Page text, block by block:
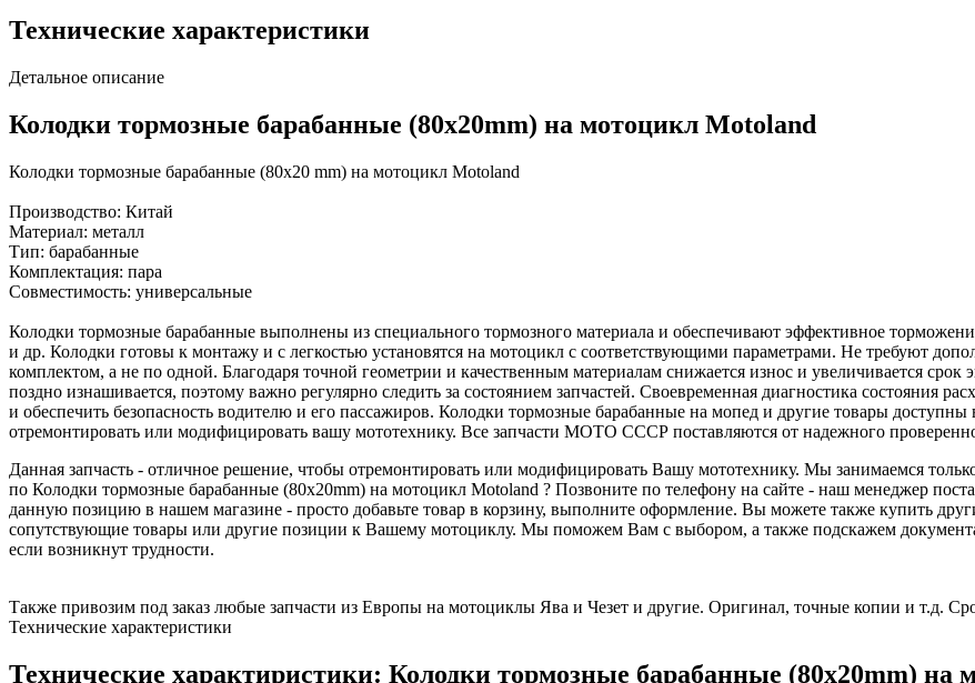
Технические характеристики
Детальное описание
Колодки тормозные барабанные (80x20mm) на мотоцикл Motoland
Колодки тормозные барабанные (80x20 mm) на мотоцикл Motoland
Производство: Китай
Материал: металл
Тип: барабанные
Комплектация: пара
Совместимость: универсальные
Колодки тормозные барабанные выполнены из специального тормозного материала и обеспечивают эффективное
и др. Колодки готовы к монтажу и с легкостью установятся на мотоцикл с соответствующими параметрами. Не требуют
комплектом, а не по одной. Благодаря точной геометрии и качественным материалам снижается износ и увеличивается
поздно изнашивается, поэтому важно регулярно следить за состоянием запчастей. Своевременная диагностика состояния
и обеспечить безопасность водителю и его пассажиров. Колодки тормозные барабанные на мопед и другие товары
отремонтировать или модифицировать вашу мототехнику. Все запчасти МОТО СССР поставляются от надежного
Данная запчасть - отличное решение, чтобы отремонтировать или модифицировать Вашу мототехнику. Мы занимаемся
по Колодки тормозные барабанные (80x20mm) на мотоцикл Motoland ? Позвоните по телефону на сайте - наш менеджер
данную позицию в нашем магазине - просто добавьте товар в корзину, выполните оформление. Вы можете также купить
сопутствующие товары или другие позиции к Вашему мотоциклу. Мы поможем Вам с выбором, а также подскажем
если возникнут трудности.
Также привозим под заказ любые запчасти из Европы на мотоциклы Ява и Чезет и другие. Оригинал, точные копии и т.д.
Технические характеристики
Технические характиристики: Колодки тормозные барабанные (80x20mm) на